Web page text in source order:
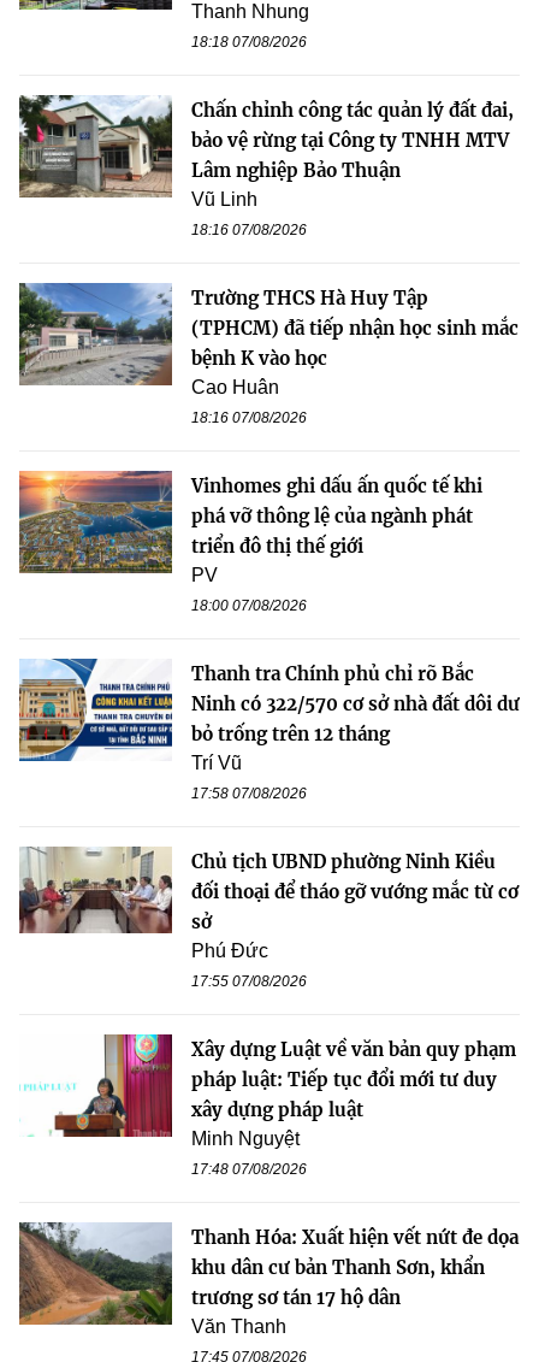
Thanh Nhung
18:18 07/08/2026
Chấn chỉnh công tác quản lý đất đai,
bảo vệ rừng tại Công ty TNHH MTV
Lâm nghiệp Bảo Thuận
Vũ Linh
18:16 07/08/2026
Trường THCS Hà Huy Tập
(TPHCM) đã tiếp nhận học sinh mắc
bệnh K vào học
Cao Huân
18:16 07/08/2026
Vinhomes ghi dấu ấn quốc tế khi
phá vỡ thông lệ của ngành phát
triển đô thị thế giới
PV
18:00 07/08/2026
Thanh tra Chính phủ chỉ rõ Bắc
Ninh có 322/570 cơ sở nhà đất dôi dư
bỏ trống trên 12 tháng
Trí Vũ
17:58 07/08/2026
Chủ tịch UBND phường Ninh Kiều
đối thoại để tháo gỡ vướng mắc từ cơ
sở
Phú Đức
17:55 07/08/2026
Xây dựng Luật về văn bản quy phạm
pháp luật: Tiếp tục đổi mới tư duy
xây dựng pháp luật
Minh Nguyệt
17:48 07/08/2026
Thanh Hóa: Xuất hiện vết nứt đe dọa
khu dân cư bản Thanh Sơn, khẩn
trương sơ tán 17 hộ dân
Văn Thanh
17:45 07/08/2026